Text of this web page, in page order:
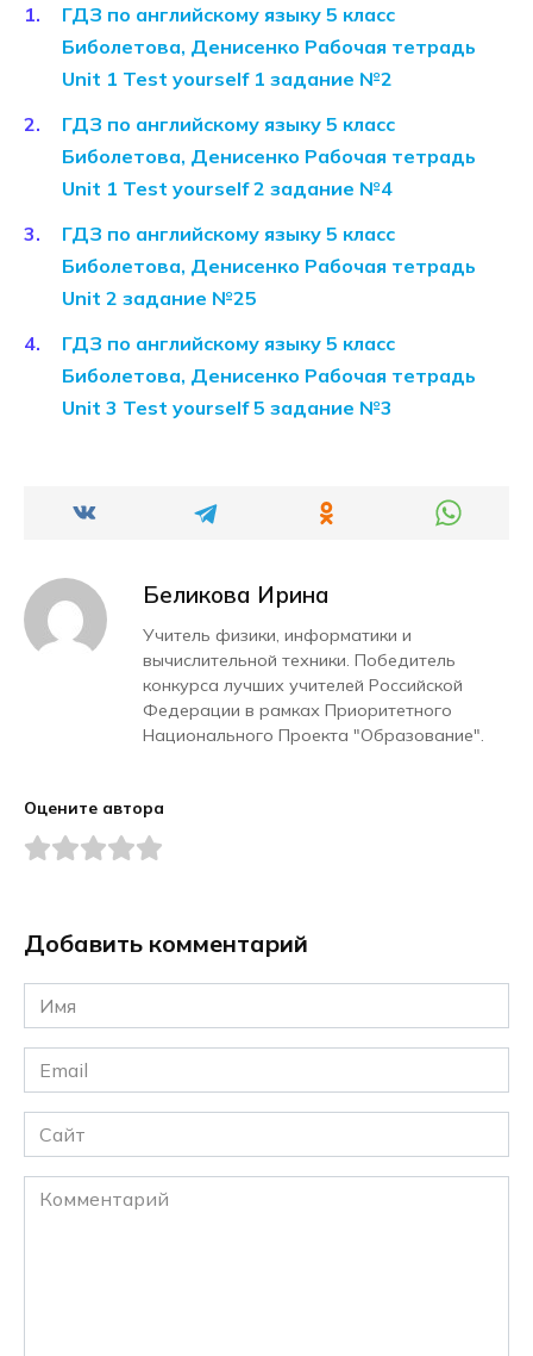
ГДЗ по английскому языку 5 класс
Биболетова, Денисенко Рабочая тетрадь
Unit 1 Test yourself 1 задание №2
ГДЗ по английскому языку 5 класс
Биболетова, Денисенко Рабочая тетрадь
Unit 1 Test yourself 2 задание №4
ГДЗ по английскому языку 5 класс
Биболетова, Денисенко Рабочая тетрадь
Unit 2 задание №25
ГДЗ по английскому языку 5 класс
Биболетова, Денисенко Рабочая тетрадь
Unit 3 Test yourself 5 задание №3
Беликова Ирина
Учитель физики, информатики и
вычислительной техники. Победитель
конкурса лучших учителей Российской
Федерации в рамках Приоритетного
Национального Проекта "Образование".
Оцените автора
Добавить комментарий
Имя
*
Email
*
Сайт
Комментарий